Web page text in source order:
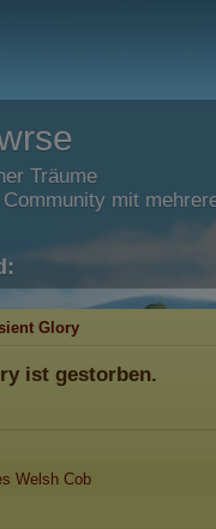
Träume
mit
Glory
ist gestorben.
Welsh Cob